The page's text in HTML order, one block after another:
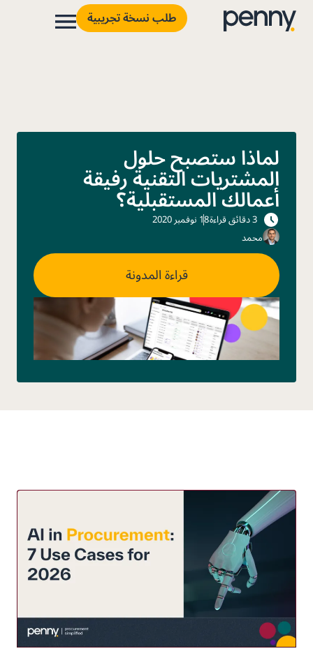
طلب نسخة تجريبية
لماذا ستصبح حلول
المشتريات التقنية رفيقة
أعمالك المستقبلية؟
3 دقائق قراءة
18 نوفمبر 2020
محمد
قراءة المدونة